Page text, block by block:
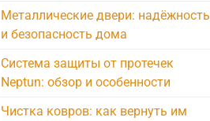
Металлические двери: надёжность
и безопасность дома
Система защиты от протечек
Neptun: обзор и особенности
Чистка ковров: как вернуть им